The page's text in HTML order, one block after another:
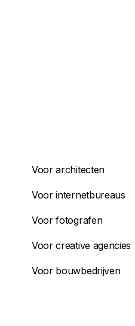
Voor architecten
Voor internetbureaus
Voor fotografen
Voor creative agencies
Voor bouwbedrijven